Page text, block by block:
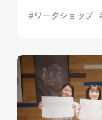
ワークショップ